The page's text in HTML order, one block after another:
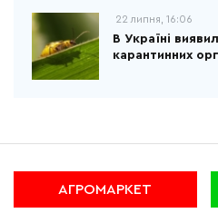
22 липня, 16:06
В Україні
карантинних
АГРОМАРКЕТ